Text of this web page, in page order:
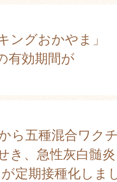
ングおかやま」
有効期間が
ら五種混合ワク
き、急性灰白髄
定期接種化しま